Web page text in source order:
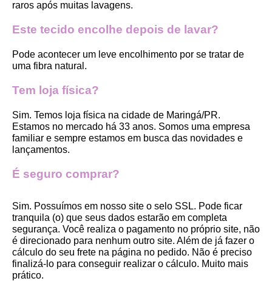
raros após muitas lavagens.
Este tecido encolhe depois de lavar?
Pode acontecer um leve encolhimento por se tratar de
uma fibra natural.
Tem loja física?
Sim. Temos loja física na cidade de Maringá/PR.
Estamos no mercado há 33 anos. Somos uma empresa
familiar e sempre estamos em busca das novidades e
lançamentos.
É seguro comprar?
Sim. Possuímos em nosso site o selo SSL. Pode ficar
tranquila (o) que seus dados estarão em completa
segurança. Você realiza o pagamento no próprio site, não
é direcionado para nenhum outro site. Além de já fazer o
cálculo do seu frete na página no pedido. Não é preciso
finalizá-lo para conseguir realizar o cálculo. Muito mais
prático.